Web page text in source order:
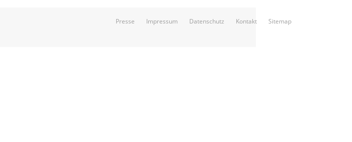
Presse Impressum Datenschutz Kontakt Sitemap